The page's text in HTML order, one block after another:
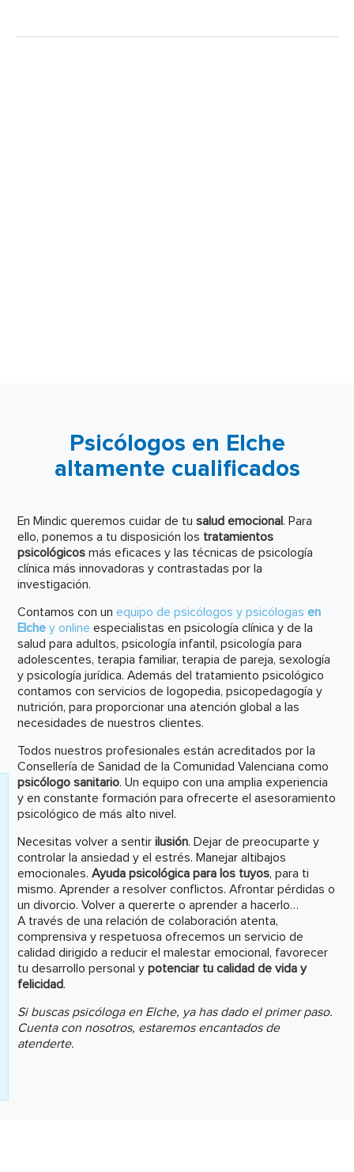
Psicólogos en Elche
altamente cualificados
En Mindic queremos cuidar de tusalud emocional. Para
ello, ponemos a tu disposición los tratamientos
psicológicosmás eficaces y las técnicas de psicología
clínica más innovadoras y contrastadas por la
investigación.
Contamos con unequipo de psicólogos y psicólogasen
Elche y online especialistas en psicología clínica y de la
salud para adultos, psicología infantil, psicología para
adolescentes, terapia familiar, terapia de pareja, sexología
y psicología jurídica. Además del tratamiento psicológico
contamos con servicios de logopedia, psicopedagogía y
nutrición, para proporcionar una atención global a las
necesidades de nuestros clientes.
Todos nuestros profesionales están acreditados por la
Consellería de Sanidad de la Comunidad Valenciana como
psicólogo sanitario. Un equipo con una amplia experiencia
y en constante formación para ofrecerte el asesoramiento
psicológico de más alto nivel.
Necesitas volver a sentirilusión. Dejar de preocuparte y
controlar la ansiedad y el estrés. Manejar altibajos
emocionales.Ayuda psicológica para los tuyos, para ti
mismo. Aprender a resolver conflictos. Afrontar pérdidas o
un divorcio. Volver a quererte o aprender a hacerlo…
A través de una relación de colaboración atenta,
comprensiva y respetuosa ofrecemos un servicio de
calidad dirigido a reducir el malestar emocional, favorecer
tu desarrollo personal ypotenciar tu calidad de vida y
felicidad.
Si buscas psicóloga en Elche, ya has dado el primer paso.
Cuenta con nosotros, estaremos encantados de
atenderte.